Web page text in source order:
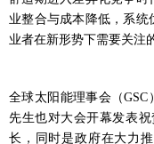
业整合与成本降低，系
业者在新形势下需要关注
全球太阳能理事会（GSC
先生也对大会开幕发表
长，同时是政府在大力